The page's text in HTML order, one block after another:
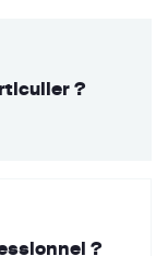
?
?